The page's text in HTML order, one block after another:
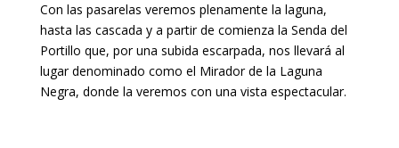
Con las pasarelas veremos plenamente la laguna,
hasta las cascada y a partir de comienza la Senda del
Portillo que, por una subida escarpada, nos llevará al
lugar denominado como el Mirador de la Laguna
Negra, donde la veremos con una vista espectacular.